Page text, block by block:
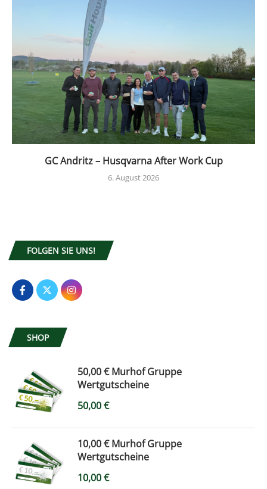
GC Andritz – Husqvarna After Work Cup
6. August 2026
FOLGEN SIE UNS!
SHOP
50,00 € Murhof Gruppe
Wertgutscheine
50,00€
10,00 € Murhof Gruppe
Wertgutscheine
10,00€